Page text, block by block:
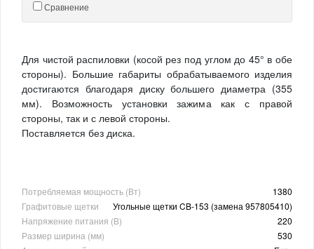
Сравнение
Для чистой распиловки (косой рез под углом до 45° в обе
стороны). Большие габариты обрабатываемого изделия
достигаются благодаря диску большего диаметра (355
мм). Возможность установки зажима как с правой
стороны, так и с левой стороны.
Поставляется без диска.
Потребляемая мощность (Вт)
1380
Графитовые щетки
Угольные щетки CB-153 (замена 957805410)
Напряжение питания (В)
220
Размер ширина (мм)
530